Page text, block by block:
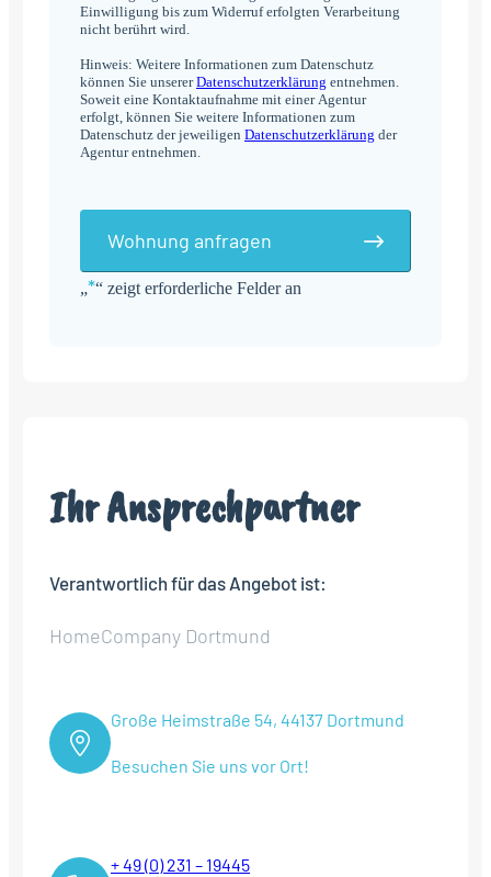
„*“ zeigt erforderliche Felder an
Einwilligung bis zum Widerruf erfolgten Verarbeitung
nicht berührt wird.
Hinweis: Weitere Informationen zum Datenschutz
können Sie unsererDatenschutzerklärung entnehmen.
Soweit eine Kontaktaufnahme mit einer Agentur
erfolgt, können Sie weitere Informationen zum
Datenschutz der jeweiligen Datenschutzerklärung der
Agentur entnehmen.
Wohnung anfragen
Ihr Ansprechpartner
Verantwortlich für das Angebot ist:
HomeCompany Dortmund
Große Heimstraße 54, 44137 Dortmund
Besuchen Sie uns vor Ort!
+ 49 (0) 231 – 19445